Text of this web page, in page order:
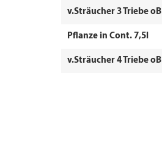
v.Sträucher 3 Triebe oB
Pflanze in Cont. 7,5l
v.Sträucher 4 Triebe oB